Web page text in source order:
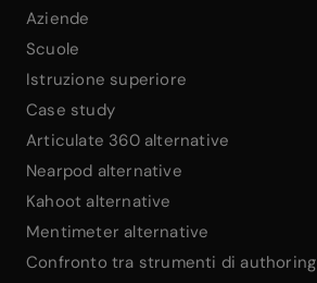
Aziende
Scuole
Istruzione superiore
Case study
Articulate 360 alternative
Nearpod alternative
Kahoot alternative
Mentimeter alternative
Confronto tra strumenti di authoring